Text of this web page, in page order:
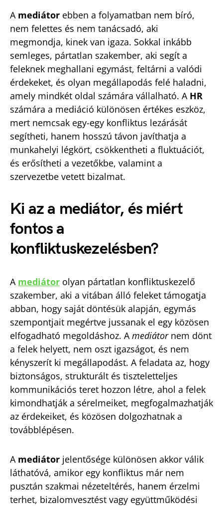
A mediátor ebben a folyamatban nem bíró,
nem felettes és nem tanácsadó, aki
megmondja, kinek van igaza. Sokkal inkább
semleges, pártatlan szakember, aki segít a
feleknek meghallani egymást, feltárni a valódi
érdekeket, és olyan megállapodás felé haladni,
amely mindkét oldal számára vállalható. A HR
számára a mediáció különösen értékes eszköz,
mert nemcsak egy-egy konfliktus lezárását
segítheti, hanem hosszú távon javíthatja a
munkahelyi légkört, csökkentheti a fluktuációt,
és erősítheti a vezetőkbe, valamint a
szervezetbe vetett bizalmat.
Ki az a mediátor, és miért
fontos a
konfliktuskezelésben?
A mediátor olyan pártatlan konfliktuskezelő
szakember, aki a vitában álló feleket támogatja
abban, hogy saját döntésük alapján, egymás
szempontjait megértve jussanak el egy közösen
elfogadható megoldáshoz. Amediátornem dönt
a felek helyett, nem oszt igazságot, és nem
kényszerít ki megállapodást. A feladata az, hogy
biztonságos, strukturált és tiszteletteljes
kommunikációs teret hozzon létre, ahol a felek
kimondhatják a sérelmeiket, megfogalmazhatják
az érdekeiket, és közösen dolgozhatnak a
továbblépésen.
A mediátor jelentősége különösen akkor válik
láthatóvá, amikor egy konfliktus már nem
pusztán szakmai nézeteltérés, hanem érzelmi
terhet, bizalomvesztést vagy együttműködési